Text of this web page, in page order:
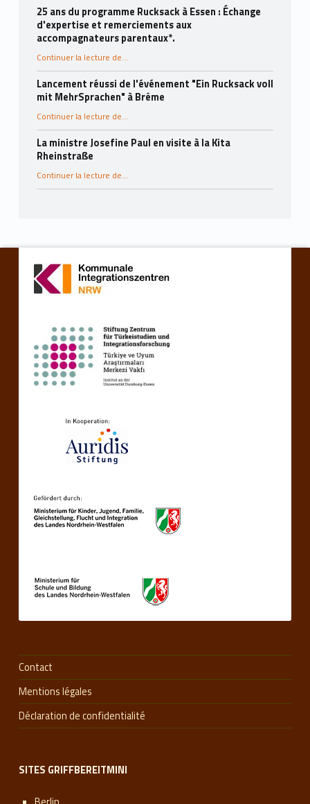
25 ans du programme Rucksack à Essen : Échange
d'expertise et remerciements aux
accompagnateurs parentaux*.
Continuer la lecture de“25 Jahre Rucksack-Programm in Essen: Fachaustausch und Dank an die Elternbegleiter*innen”
...
Lancement réussi de l'événement "Ein Rucksack voll
mit MehrSprachen" à Brême
Continuer la lecture de“Erfolgreiche Auftaktveranstaltung „Ein Rucksack voll mit MehrSprachen“ in Bremen”
...
La ministre Josefine Paul en visite à la Kita
Rheinstraße
Continuer la lecture de“Ministerin Josefine Paul zu Gast in der Kita Rheinstraße”
...
Contact
Mentions légales
Déclaration de confidentialité
SITES GRIFFBEREITMINI